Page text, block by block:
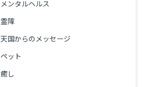
メンタルヘルス
霊障
天国からのメッセージ
ペット
癒し